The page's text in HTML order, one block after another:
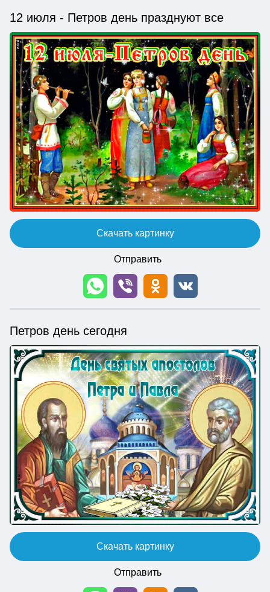
12 июля - Петров день празднуют все
Скачать картинку
Отправить
Петров день сегодня
Скачать картинку
Отправить